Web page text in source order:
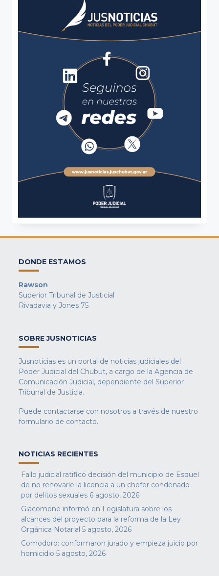
DONDE ESTAMOS
Rawson
Superior Tribunal de Justicial
Rivadavia y Jones 75
SOBRE JUSNOTICIAS
Jusnoticias es un portal de noticias judiciales del
Poder Judicial del Chubut, a cargo de la Agencia de
Comunicación Judicial, dependiente del Superior
Tribunal de Justicia.
Puede contactarse con nosotros a través de nuestro
formulario de contacto.
NOTICIAS RECIENTES
Fallo judicial ratificó decisión del municipio de Esquel
de no renovarle la licencia a un chofer condenado
por delitos sexuales 6 agosto, 2026
Giacomone informó en Legislatura sobre los
alcances del proyecto para la reforma de la Ley
Orgánica Notarial 5 agosto, 2026
Comodoro: conformaron jurado y empieza juicio por
homicidio 5 agosto, 2026